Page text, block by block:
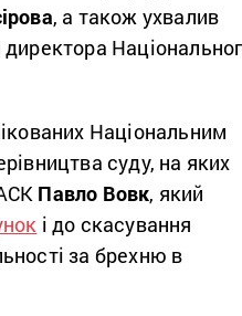
, а також ухвалив
Національним
суду, на яких
Павло Вовк, який
і до скасування
за брехню в